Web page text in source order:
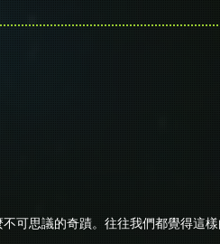
可思議的奇蹟。往往我們都覺得這